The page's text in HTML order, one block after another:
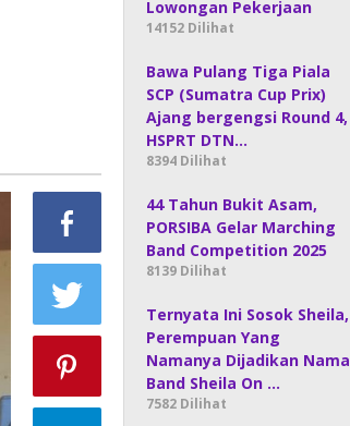
Lowongan Pekerjaan
14152 Dilihat
Bawa Pulang Tiga Piala
SCP (Sumatra Cup Prix)
Ajang bergengsi Round 4,
HSPRT DTN…
8394 Dilihat
44 Tahun Bukit Asam,
PORSIBA Gelar Marching
Band Competition 2025
8139 Dilihat
Ternyata Ini Sosok Sheila,
Perempuan Yang
Namanya Dijadikan Nama
Band Sheila On …
7582 Dilihat